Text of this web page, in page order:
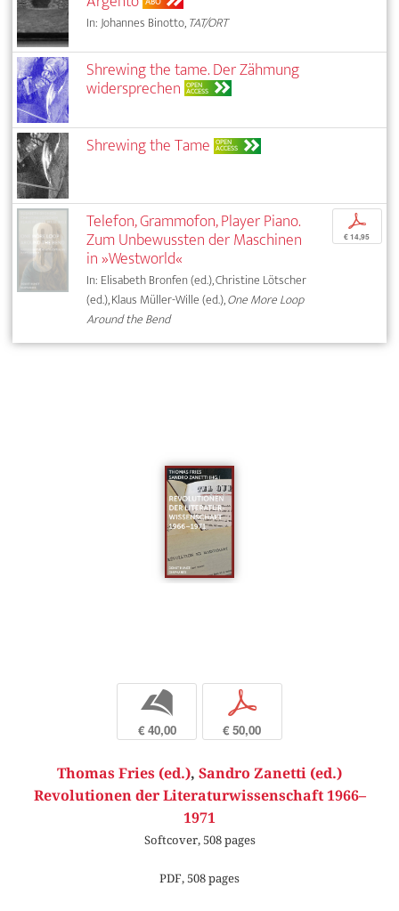
In: Johannes Binotto,TAT/ORT
Shrewing the tame. Der Zähmung
widersprechen OPEN
ACCESS
Shrewing the Tame OPEN
ACCESS
Telefon, Grammofon, Player Piano.
Zum Unbewussten der Maschinen
in »Westworld«
In: Elisabeth Bronfen (ed.), Christine Lötscher
(ed.), Klaus Müller-Wille (ed.),One More Loop
Around the Bend
p
€ 14,95
b
€ 40,00
p
€ 50,00
Thomas Fries (ed.), Sandro Zanetti (ed.)
Revolutionen der Literaturwissenschaft 1966–
1971
Softcover, 508 pages
PDF, 508 pages